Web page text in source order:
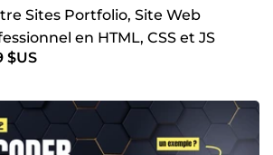
Sites Portfolio, Site Web
en HTML, CSS et JS
$US